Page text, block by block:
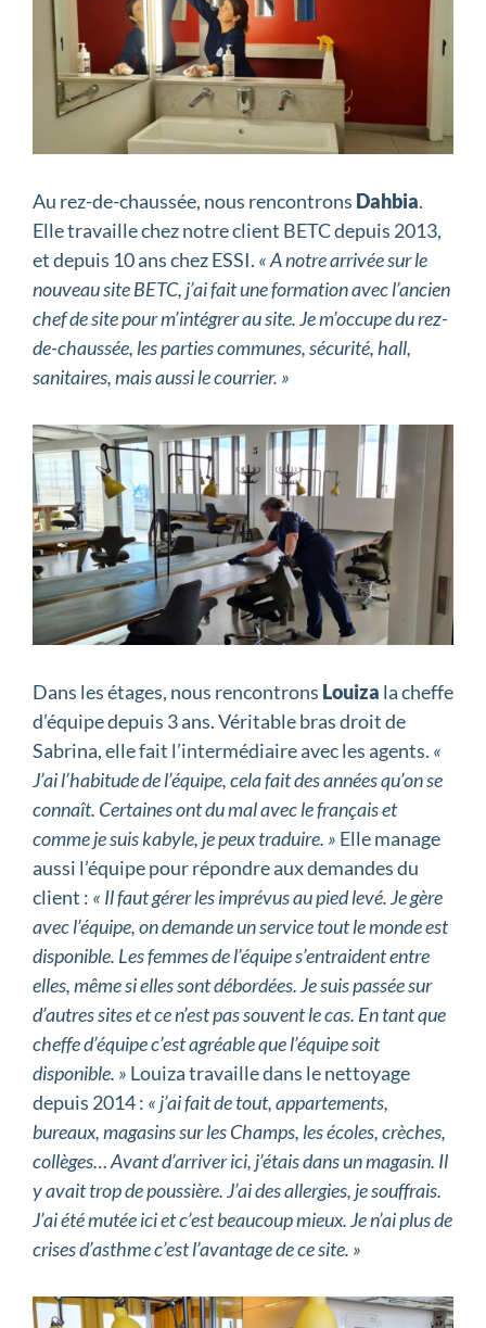
Au rez-de-chaussée, nous rencontrons Dahbia.
Elle travaille chez notre client BETC depuis 2013,
et depuis 10 ans chez ESSI. « A notre arrivée sur le
nouveau site BETC, j’ai fait une formation avec l’ancien
chef de site pour m’intégrer au site. Je m’occupe du rez-
de-chaussée, les parties communes, sécurité, hall,
sanitaires, mais aussi le courrier. »
Dans les étages, nous rencontrons Louiza la cheffe
d’équipe depuis 3 ans. Véritable bras droit de
Sabrina, elle fait l’intermédiaire avec les agents. «
J’ai l’habitude de l’équipe, cela fait des années qu’on se
connaît. Certaines ont du mal avec le français et
comme je suis kabyle, je peux traduire. » Elle manage
aussi l’équipe pour répondre aux demandes du
client : « Il faut gérer les imprévus au pied levé. Je gère
avec l’équipe, on demande un service tout le monde est
disponible. Les femmes de l’équipe s’entraident entre
elles, même si elles sont débordées. Je suis passée sur
d’autres sites et ce n’est pas souvent le cas. En tant que
cheffe d’équipe c’est agréable que l’équipe soit
disponible. » Louiza travaille dans le nettoyage
depuis 2014 : « j’ai fait de tout, appartements,
bureaux, magasins sur les Champs, les écoles, crèches,
collèges… Avant d’arriver ici, j’étais dans un magasin. Il
y avait trop de poussière. J’ai des allergies, je souffrais.
J’ai été mutée ici et c’est beaucoup mieux. Je n’ai plus de
crises d’asthme c’est l’avantage de ce site. »